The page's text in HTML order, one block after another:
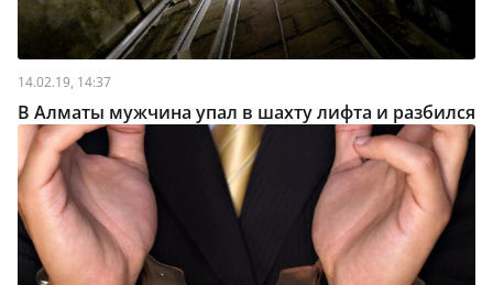
14.02.19, 14:37
В Алматы мужчина упал в шахту лифта и разбился